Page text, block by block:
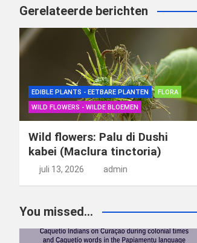
Gerelateerde berichten
EDIBLE PLANTS - EETBARE PLANTEN
FLORA
WILD FLOWERS - WILDE BLOEMEN
Wild flowers: Palu di Dushi
kabei (Maclura tinctoria)
juli 13, 2026 admin
You missed...